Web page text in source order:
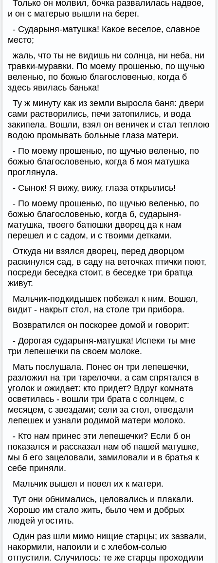
Только он молвил, бочка развалилась надвое,
и он с матерью вышли на берег.
- Сударыня-матушка! Какое веселое, славное
место;
жаль, что ты не видишь ни солнца, ни неба, ни
травки-муравки. По моему прошенью, по щучью
веленью, по божью благословенью, когда б
здесь явилась банька!
Ту ж минуту как из земли выросла баня: двери
сами растворились, печи затопились, и вода
закипела. Вошли, взял он веничек и стал теплою
водою промывать больные глаза матери.
- По моему прошенью, по щучью веленью, по
божью благословенью, когда б моя матушка
проглянула.
- Сынок! Я вижу, вижу, глаза открылись!
- По моему прошенью, по щучью веленью, по
божью благословенью, когда б, сударыня-
матушка, твоего батюшки дворец да к нам
перешел и с садом, и с твоими детками.
Откуда ни взялся дворец, перед дворцом
раскинулся сад, в саду на веточках птички поют,
посреди беседка стоит, в беседке три братца
живут.
Мальчик-подкидышек побежал к ним. Вошел,
видит - накрыт стол, на столе три прибора.
Возвратился он поскорее домой и говорит:
- Дорогая сударыня-матушка! Испеки ты мне
три лепешечки па своем молоке.
Мать послушала. Понес он три лепешечки,
разложил на три тарелочки, а сам спрятался в
уголок и ожидает: кто придет? Вдруг комната
осветилась - вошли три брата с солнцем, с
месяцем, с звездами; сели за стол, отведали
лепешек и узнали родимой матери молоко.
- Кто нам принес эти лепешечки? Если б он
показался и рассказал нам об пашей матушке,
мы б его зацеловали, замиловали и в братья к
себе приняли.
Мальчик вышел и повел их к матери.
Тут они обнимались, целовались и плакали.
Хорошо им стало жить, было чем и добрых
людей угостить.
Один раз шли мимо нищие старцы; их зазвали,
накормили, напоили и с хлебом-солью
отпустили. Случилось: те же старцы проходили